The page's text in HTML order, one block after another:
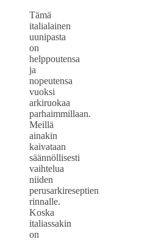
Tämä
italialainen
uunipasta
on
helppoutensa
ja
nopeutensa
vuoksi
arkiruokaa
parhaimmillaan.
Meillä
ainakin
kaivataan
säännöllisesti
vaihtelua
niiden
perusarkireseptien
rinnalle.
Koska
italiassakin
on